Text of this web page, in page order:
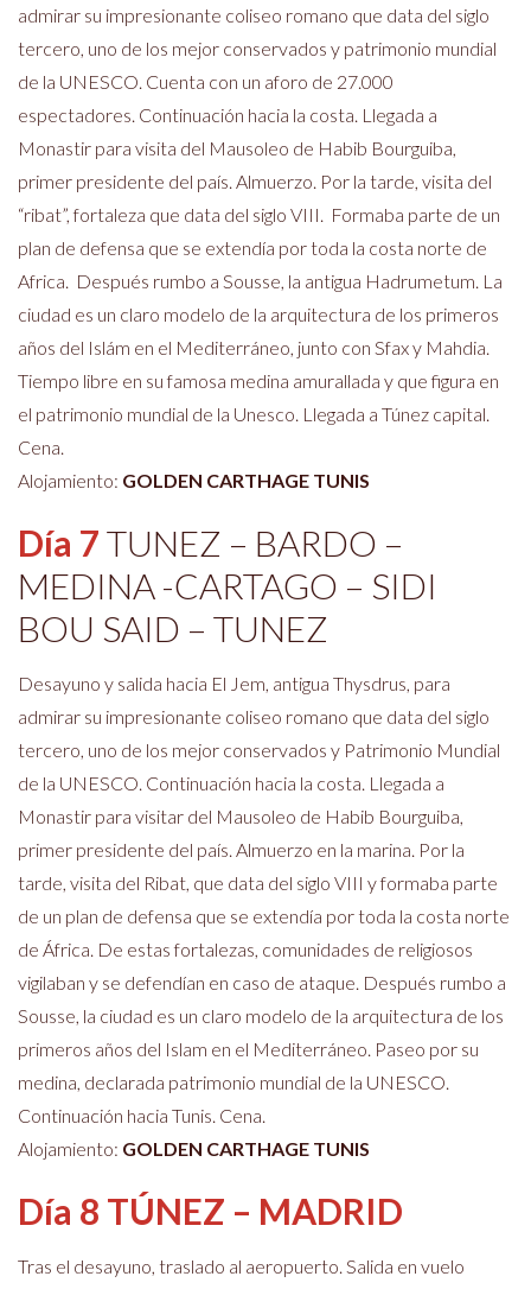
admirar su impresionante coliseo romano que data del siglo
tercero, uno de los mejor conservados y patrimonio mundial
de la UNESCO. Cuenta con un aforo de 27.000
espectadores. Continuación hacia la costa. Llegada a
Monastir para visita del Mausoleo de Habib Bourguiba,
primer presidente del país. Almuerzo. Por la tarde, visita del
“ribat”, fortaleza que data del siglo VIII. Formaba parte de un
plan de defensa que se extendía por toda la costa norte de
Africa. Después rumbo a Sousse, la antigua Hadrumetum. La
ciudad es un claro modelo de la arquitectura de los primeros
años del Islám en el Mediterráneo, junto con Sfax y Mahdia.
Tiempo libre en su famosa medina amurallada y que figura en
el patrimonio mundial de la Unesco. Llegada a Túnez capital.
Cena.
Alojamiento: GOLDEN CARTHAGE TUNIS
Día 7TUNEZ – BARDO –
MEDINA -CARTAGO – SIDI
BOU SAID – TUNEZ
Desayuno y salida hacia El Jem, antigua Thysdrus, para
admirar su impresionante coliseo romano que data del siglo
tercero, uno de los mejor conservados y Patrimonio Mundial
de la UNESCO. Continuación hacia la costa. Llegada a
Monastir para visitar del Mausoleo de Habib Bourguiba,
primer presidente del país. Almuerzo en la marina. Por la
tarde, visita del Ribat, que data del siglo VIII y formaba parte
de un plan de defensa que se extendía por toda la costa norte
de África. De estas fortalezas, comunidades de religiosos
vigilaban y se defendían en caso de ataque. Después rumbo a
Sousse, la ciudad es un claro modelo de la arquitectura de los
primeros años del Islam en el Mediterráneo. Paseo por su
medina, declarada patrimonio mundial de la UNESCO.
Continuación hacia Tunis. Cena.
Alojamiento: GOLDEN CARTHAGE TUNIS
Día 8 TÚNEZ – MADRID
Tras el desayuno, traslado al aeropuerto. Salida en vuelo